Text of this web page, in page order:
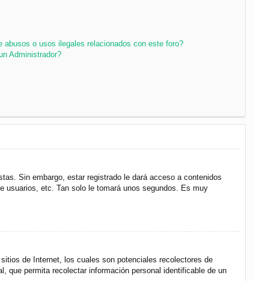
abusos o usos ilegales relacionados con este foro?
Administrador?
Sin embargo, estar registrado le dará acceso a contenidos
usuarios, etc. Tan solo le tomará unos segundos. Es muy
de Internet, los cuales son potenciales recolectores de
que permita recolectar información personal identificable de un